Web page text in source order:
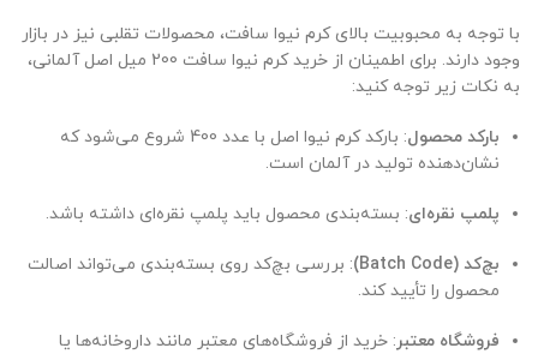
با توجه به محبوبیت بالای کرم نیوا سافت، محصولات تقلبی نیز در بازار
وجود دارند. برای اطمینان از خرید کرم نیوا سافت 200 میل اصل آلمانی،
به نکات زیر توجه کنید:
بارکد محصول
: بارکد کرم نیوا اصل با عدد 400 شروع می‌شود که
نشان‌دهنده تولید در آلمان است.
پلمپ نقره‌ای: بسته‌بندی محصول باید پلمپ نقره‌ای داشته باشد.
بچ‌کد (Batch Code)
: بررسی بچ‌کد روی بسته‌بندی می‌تواند اصالت
محصول را تأیید کند.
فروشگاه معتبر: خرید از فروشگاه‌های معتبر مانند داروخانه‌ها یا